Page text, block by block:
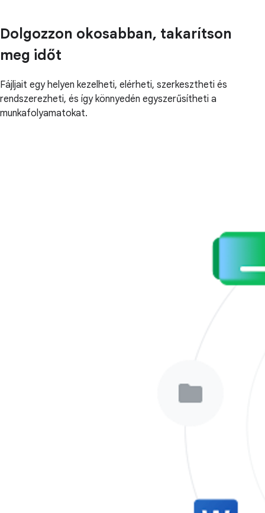
Dolgozzon okosabban, takarítson
meg időt
Fájljait egy helyen kezelheti, elérheti, szerkesztheti és
rendszerezheti, és így könnyedén egyszerűsítheti a
munkafolyamatokat.